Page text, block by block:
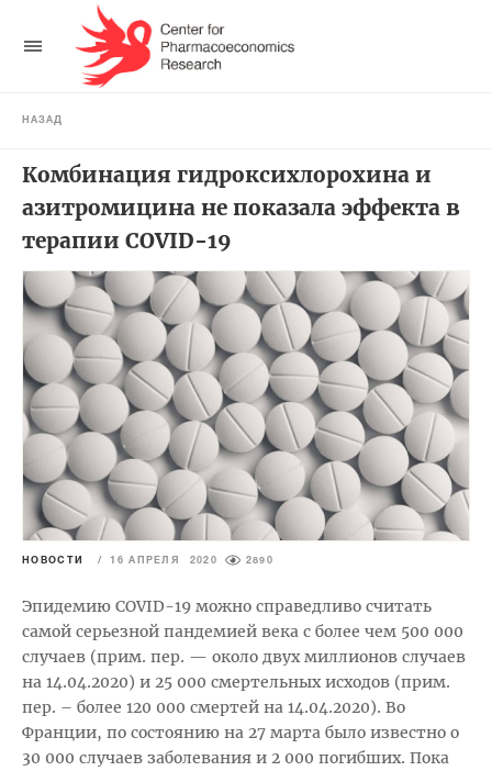
НАЗАД
Комбинация гидроксихлорохина и
азитромицина не показала эффекта в
терапии COVID-19
НОВОСТИ / 16 АПРЕЛЯ 2020 2890
Эпидемию COVID-19 можно справедливо считать
самой серьезной пандемией века с более чем 500 000
случаев (прим. пер. — около двух миллионов случаев
на 14.04.2020) и 25 000 смертельных исходов (прим.
пер. – более 120 000 смертей на 14.04.2020). Во
Франции, по состоянию на 27 марта было известно о
30 000 случаев заболевания и 2 000 погибших. Пока